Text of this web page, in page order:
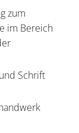
zum
im Bereich
Schrift